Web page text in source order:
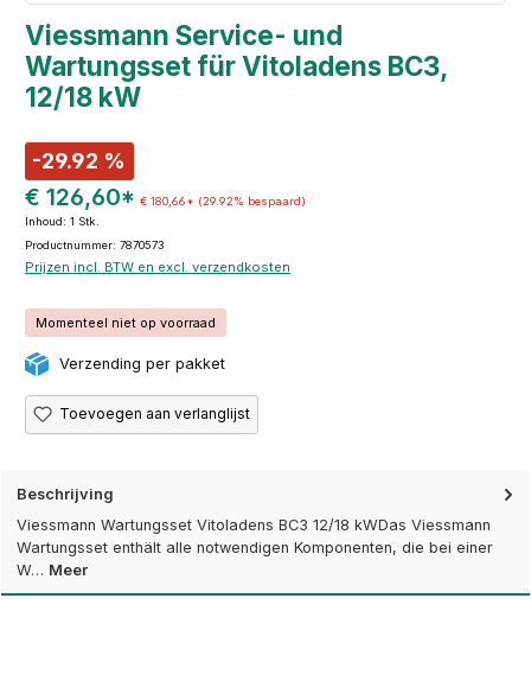
Viessmann Service- und
Wartungsset für Vitoladens BC3,
12/18 kW
-29.92 %
€ 126,60* € 180,66* (29.92% bespaard)
Inhoud: 1 Stk.
Productnummer: 7870573
Prijzen incl. BTW en excl. verzendkosten
Momenteel niet op voorraad
Verzending per pakket
Toevoegen aan verlanglijst
Beschrijving
Viessmann Wartungsset Vitoladens BC3 12/18 kWDas Viessmann
Wartungsset enthält alle notwendigen Komponenten, die bei einer
W… Meer